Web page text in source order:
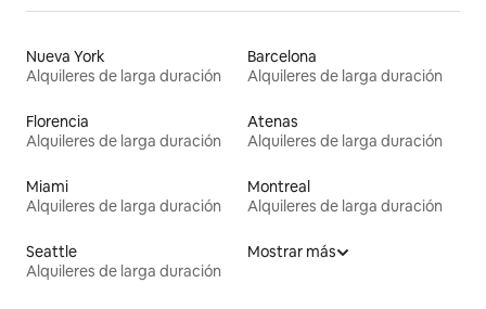
Nueva York
Alquileres de larga duración
Barcelona
Alquileres de larga duración
Florencia
Alquileres de larga duración
Atenas
Alquileres de larga duración
Miami
Alquileres de larga duración
Montreal
Alquileres de larga duración
Seattle
Alquileres de larga duración
Mostrar más